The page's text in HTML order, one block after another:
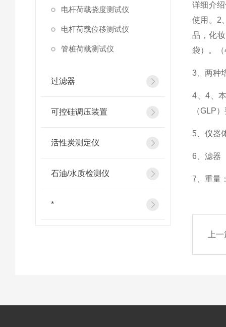
电杆荷载挠度测试仪
电杆荷载位移测试仪
管桩荷载测试仪
过滤器
可控硅调压装置
活性炭测定仪
石油/水质检测仪
*
详细介
使用。2
品，化
袋）。
3、两种
4、4、
（GLP
5、仪器
6、滤器
7、重量
上